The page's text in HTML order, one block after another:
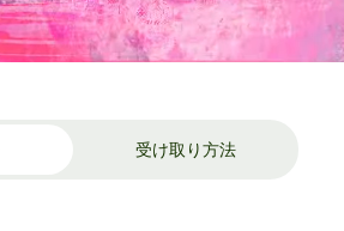
受け取り方法